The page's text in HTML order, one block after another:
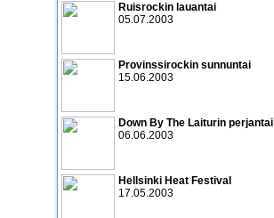
Ruisrockin lauantai
05.07.2003
Provinssirockin sunnuntai
15.06.2003
Down By The Laiturin perjantai
06.06.2003
Hellsinki Heat Festival
17.05.2003